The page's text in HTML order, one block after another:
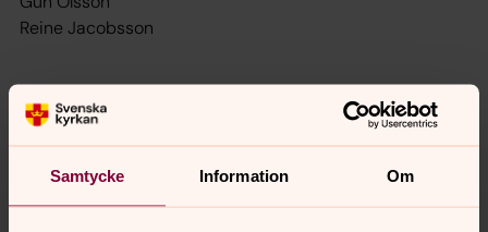
Samtycke Information Om
Reine Jacobsson
Senast ändrad 5 januari 2018
Synpunkter eller frågor på sidans
innehåll?